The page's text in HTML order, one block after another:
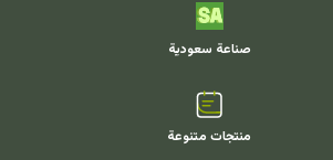
صناعة سعودية
منتجات متنوعة